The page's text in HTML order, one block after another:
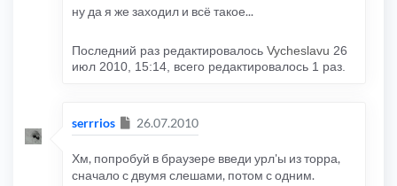
ну да я же заходил и всё такое...
Последний раз редактировалось Vycheslavu 26
июл 2010, 15:14, всего редактировалось 1 раз.
serrrios Сообщение
26.07.2010
Хм, попробуй в браузере введи урл'ы из торра,
сначало с двумя слешами, потом с одним.